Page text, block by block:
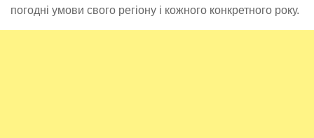
погодні умови свого регіону і кожного конкретного року.